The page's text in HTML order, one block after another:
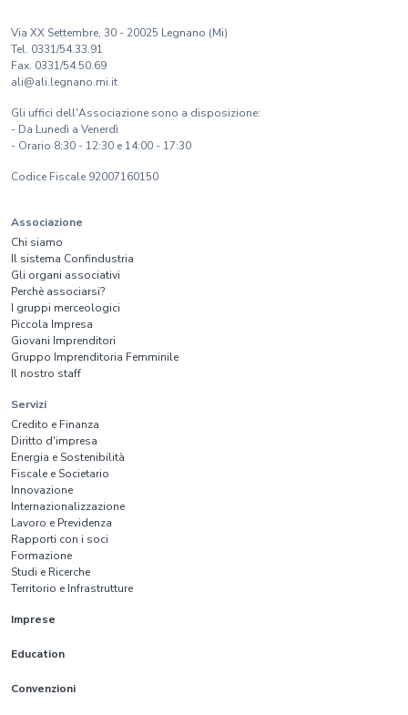
Via XX Settembre, 30 - 20025 Legnano (Mi)
Tel. 0331/54.33.91
Fax. 0331/54.50.69
ali@ali.legnano.mi.it
Gli uffici dell'Associazione sono a disposizione:
- Da Lunedì a Venerdì
- Orario 8:30 - 12:30 e 14:00 - 17:30
Codice Fiscale 92007160150
Associazione
Chi siamo
Il sistema Confindustria
Gli organi associativi
Perchè associarsi?
I gruppi merceologici
Piccola Impresa
Giovani Imprenditori
Gruppo Imprenditoria Femminile
Il nostro staff
Servizi
Credito e Finanza
Diritto d'impresa
Energia e Sostenibilità
Fiscale e Societario
Innovazione
Internazionalizzazione
Lavoro e Previdenza
Rapporti con i soci
Formazione
Studi e Ricerche
Territorio e Infrastrutture
Imprese
Education
Convenzioni